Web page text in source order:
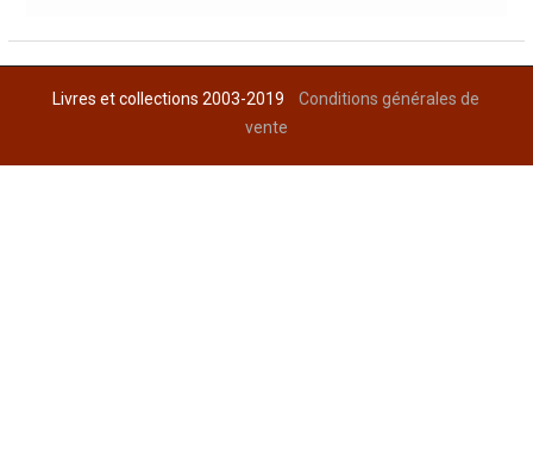
Livres et collections 2003-2019Conditions générales de
vente